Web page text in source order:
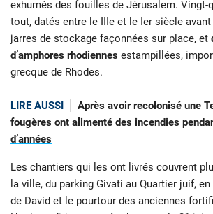
exhumés des fouilles de Jérusalem. Vingt-
tout, datés entre le IIIe et le Ier siècle
jarres de stockage façonnées sur place, et
d’amphores rhodiennes estampillées,
grecque de Rhodes.
LIRE AUSSI
Après avoir recolonisé une
fougères ont alimenté des incendies
d’années
Les chantiers qui les ont livrés couvrent
la ville, du parking Givati au Quartier juif,
de David et le pourtour des anciennes